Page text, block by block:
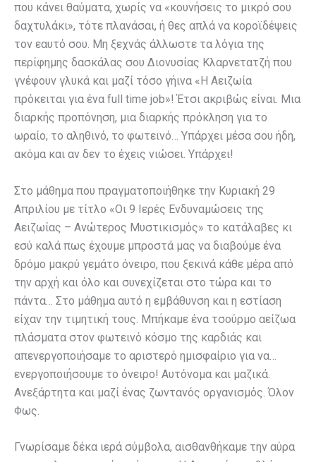
που κάνει θαύματα, χωρίς να «κουνήσεις το μικρό σου
δαχτυλάκι», τότε πλανάσαι, ή θες απλά να κοροϊδέψεις
τον εαυτό σου. Μη ξεχνάς άλλωστε τα λόγια της
περίφημης δασκάλας σου Διονυσίας Κλαρνετατζή που
γνέφουν γλυκά και μαζί τόσο γήινα «Η Αειζωία
πρόκειται για ένα full time job»! Έτσι ακριβώς είναι. Μια
διαρκής προπόνηση, μια διαρκής πρόκληση για το
ωραίο, το αληθινό, το φωτεινό… Υπάρχει μέσα σου ήδη,
ακόμα και αν δεν το έχεις νιώσει. Υπάρχει!
Στο μάθημα που πραγματοποιήθηκε την Κυριακή 29
Απριλίου με τίτλο «Οι 9 Ιερές Ενδυναμώσεις της
Αειζωίας – Ανώτερος Μυστικισμός» το κατάλαβες κι
εσύ καλά πως έχουμε μπροστά μας να διαβούμε ένα
δρόμο μακρύ γεμάτο όνειρο, που ξεκινά κάθε μέρα από
την αρχή και όλο και συνεχίζεται στο τώρα και το
πάντα… Στο μάθημα αυτό η εμβάθυνση και η εστίαση
είχαν την τιμητική τους. Μπήκαμε ένα τσούρμο αείζωα
πλάσματα στον φωτεινό κόσμο της καρδιάς και
απενεργοποιήσαμε το αριστερό ημισφαίριο για να…
ενεργοποιήσουμε το όνειρο! Αυτόνομα και μαζικά.
Ανεξάρτητα και μαζί ένας ζωντανός οργανισμός. Όλον
Φως.
Γνωρίσαμε δέκα ιερά σύμβολα, αισθανθήκαμε την αύρα